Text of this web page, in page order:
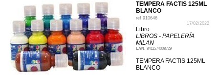
TEMPERA FACTIS 125ML
BLANCO
ref 910646
17/02/2022
Libro
LIBROS - PAPELERÍA
MILAN
EAN: 8411574008729
TEMPERA FACTIS 125ML
BLANCO